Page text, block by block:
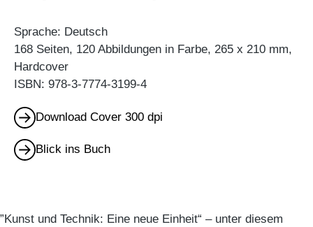
Sprache: Deutsch
168 Seiten, 120 Abbildungen in Farbe, 265 x 210 mm,
Hardcover
ISBN: 978-3-7774-3199-4
Download Cover 300 dpi
Blick ins Buch
”Kunst und Technik: Eine neue Einheit“ – unter diesem